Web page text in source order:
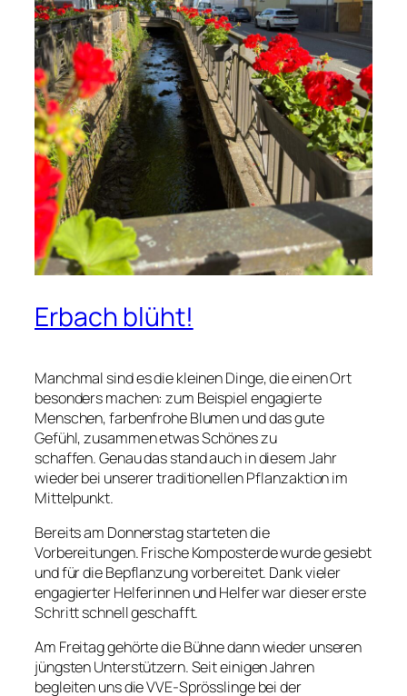
Erbach blüht!
Manchmal sind es die kleinen Dinge, die einen Ort
besonders machen: zum Beispiel engagierte
Menschen, farbenfrohe Blumen und das gute
Gefühl, zusammen etwas Schönes zu
schaffen. Genau das stand auch in diesem Jahr
wieder bei unserer traditionellen Pflanzaktion im
Mittelpunkt.
Bereits am Donnerstag starteten die
Vorbereitungen. Frische Komposterde wurde gesiebt
und für die Bepflanzung vorbereitet. Dank vieler
engagierter Helferinnen und Helfer war dieser erste
Schritt schnell geschafft.
Am Freitag gehörte die Bühne dann wieder unseren
jüngsten Unterstützern. Seit einigen Jahren
begleiten uns die VVE-Sprösslinge bei der